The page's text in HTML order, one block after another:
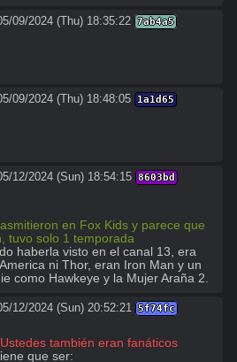
09/2024 (Thu) 18:35:22 7ab4a5
09/2024 (Thu) 18:48:05 1a1d65
12/2024 (Sun) 18:54:15 8603bd
en Fox Kids y parece que
tuvo solo 1 temporada
haberla visto en el canal 13, era
ni Thor, eran Iron Man y un
como Hawkeye y la Mujer Araña 2.
12/2024 (Sun) 20:52:21 5f74fc
también eran fanáticos